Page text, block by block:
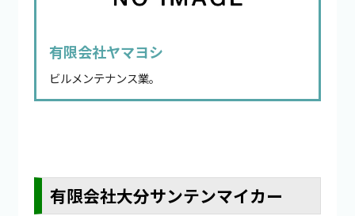
有限会社ヤマヨシ
ビルメンテナンス業。
有限会社大分サンテンマイカー